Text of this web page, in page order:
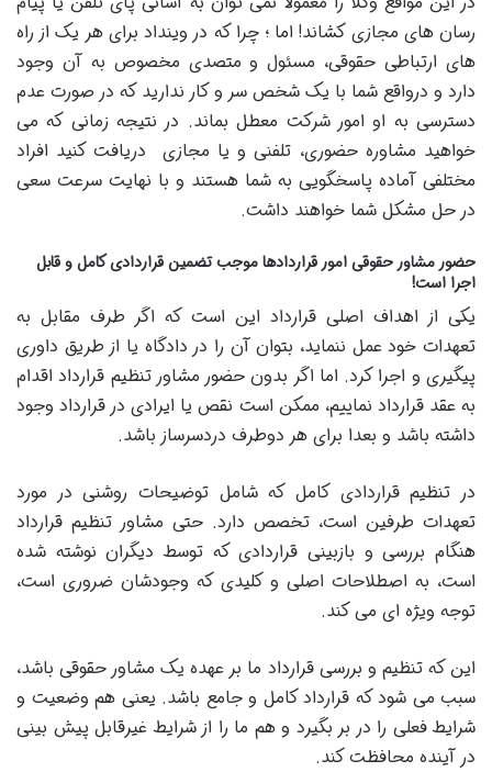
رسان های مجازی کشاند! اما ؛ چرا که در وینداد برای هر یک از راه
های ارتباطی حقوقی، مسئول و متصدی مخصوص به آن وجود
دارد و درواقع شما با یک شخص سر و کار ندارید که در صورت عدم
دسترسی به او امور شرکت معطل بماند. در نتیجه زمانی که می
خواهید مشاوره حضوری، تلفنی و یا مجازی دریافت کنید افراد
مختلفی آماده پاسخگویی به شما هستند و با نهایت سرعت سعی
در حل مشکل شما خواهند داشت.
حضور مشاور حقوقی امور قراردادها موجب تضمین قراردادی کامل و قابل
اجرا است!
یکی از اهداف اصلی قرارداد این است که اگر طرف مقابل به
تعهدات خود عمل ننماید، بتوان آن را در دادگاه یا از طریق داوری
پیگیری و اجرا کرد. اما اگر بدون حضور مشاور تنظیم قرارداد اقدام
به عقد قرارداد نماییم، ممکن است نقص یا ایرادی در قرارداد وجود
داشته باشد و بعدا برای هر دوطرف دردسرساز باشد.
در تنظیم قراردادی کامل که شامل توضیحات روشنی در مورد
تعهدات طرفین است، تخصص دارد. حتی مشاور تنظیم قرارداد
هنگام بررسی و بازبینی قراردادی که توسط دیگران نوشته شده
است، به اصطلاحات اصلی و کلیدی که وجودشان ضروری است،
توجه ویژه ای می کند.
این که تنظیم و بررسی قرارداد ما بر عهده یک مشاور حقوقی باشد،
سبب می شود که قرارداد کامل و جامع باشد. یعنی هم وضعیت و
شرایط فعلی را در بر بگیرد و هم ما را از شرایط غیرقابل پیش بینی
در آینده محافظت کند.